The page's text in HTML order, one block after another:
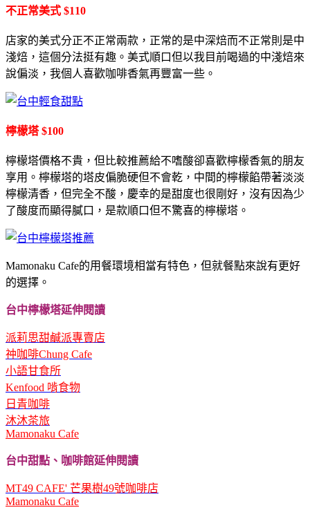
不正常美式 $110
店家的美式分正不正常兩款，正常的是中深焙而不正常則是中
淺焙，這個分法挺有趣。美式順口但以我目前喝過的中淺焙來
說偏淡，我個人喜歡咖啡香氣再豐富一些。
檸檬塔 $100
檸檬塔價格不貴，但比較推薦給不嗜酸卻喜歡檸檬香氣的朋友
享用。檸檬塔的塔皮偏脆硬但不會乾，中間的檸檬餡帶著淡淡
檸檬清香，但完全不酸，慶幸的是甜度也很剛好，沒有因為少
了酸度而顯得膩口，是款順口但不驚喜的檸檬塔。
Mamonaku Cafe的用餐環境相當有特色，但就餐點來說有更好
的選擇。
台中檸檬塔延伸閱讀
派莉思甜鹹派專賣店
祌咖啡Chung Cafe
小語甘食所
Kenfood 啃食物
日青咖啡
沐沐茶旅
Mamonaku Cafe
台中甜點、咖啡館延伸閱讀
MT49 CAFE' 芒果樹49號咖啡店
Mamonaku Cafe